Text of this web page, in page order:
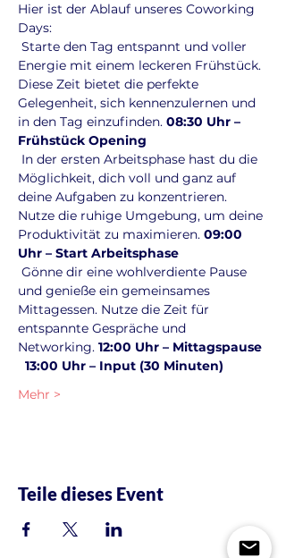
Hier ist der Ablauf unseres Coworking
Days:
Energie mit einem leckeren Frühstück.
Diese Zeit bietet die perfekte
Gelegenheit, sich kennenzulernen und
in den Tag einzufinden. 08:30 Uhr –
Frühstück Opening
Möglichkeit, dich voll und ganz auf
deine Aufgaben zu konzentrieren.
Nutze die ruhige Umgebung, um deine
Produktivität zu maximieren. 09:00
Uhr – Start Arbeitsphase
und genieße ein gemeinsames
Mittagessen. Nutze die Zeit für
entspannte Gespräche und
Networking. 12:00 Uhr – Mittagspause
13:00 Uhr – Input (30 Minuten)
Mehr >
Teile dieses Event